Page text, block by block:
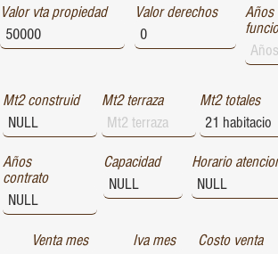
Valor vta propiedad Valor derechos
Años
Mt2 construid Mt2 terraza Mt2 totales
Años
contrato
Capacidad Horario
Venta mes Iva mes Costo venta
1729
1728
1727